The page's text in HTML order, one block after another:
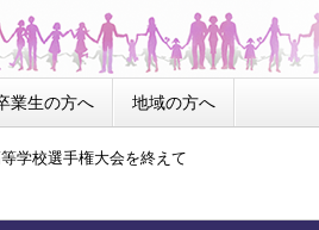
業生の方へ 地域の方へ
学校選手権大会を終えて